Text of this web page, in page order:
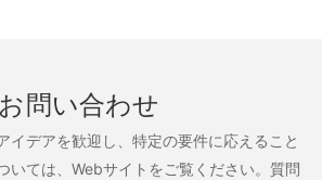
お問い合わせ
イデアを歓迎し、特定の要件に応えること
いては、Webサイトをご覧ください。質問